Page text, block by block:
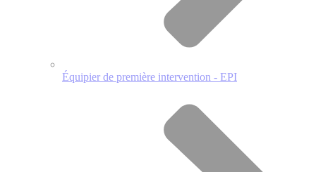
Équipier de première intervention - EPI